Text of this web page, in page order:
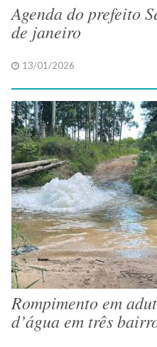
Agenda do prefeito
de janeiro
13/01/2026
Rompimento em
d’água em três